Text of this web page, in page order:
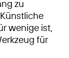
zu
wenige ist,
für